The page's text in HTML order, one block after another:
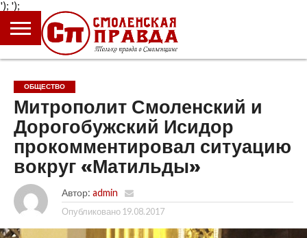
');
ГЛАВНАЯ
НОВОСТИ
ПРОИСШЕСТВИЯ
ПОЛИТИКА
КУЛЬТУРА
ЭКОНОМИКА
ОБЩЕСТВО
БЛОГИ
ОБЩЕСТВО
Митрополит Смоленский и
Дорогобужский Исидор
прокомментировал ситуацию
вокруг «Матильды»
Автор: admin
Опубликовано 19.08.2017
');